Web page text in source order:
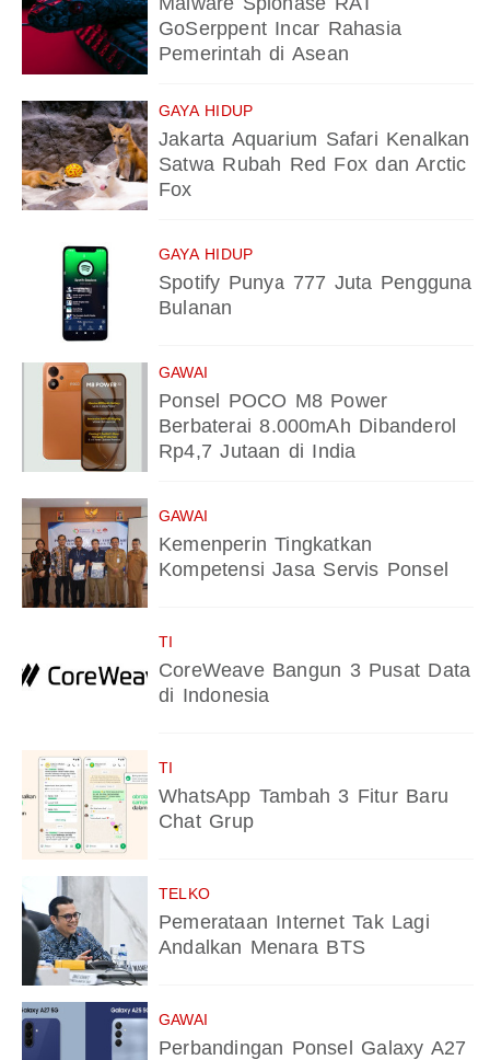
GoSerppent Incar Rahasia
Pemerintah di Asean
GAYA HIDUP
Jakarta Aquarium Safari Kenalkan
Satwa Rubah Red Fox dan Arctic
Fox
GAYA HIDUP
Spotify Punya 777 Juta Pengguna
Bulanan
GAWAI
Ponsel POCO M8 Power
Berbaterai 8.000mAh Dibanderol
Rp4,7 Jutaan di India
GAWAI
Kemenperin Tingkatkan
Kompetensi Jasa Servis Ponsel
TI
CoreWeave Bangun 3 Pusat Data
di Indonesia
TI
WhatsApp Tambah 3 Fitur Baru
Chat Grup
TELKO
Pemerataan Internet Tak Lagi
Andalkan Menara BTS
GAWAI
Perbandingan Ponsel Galaxy A27